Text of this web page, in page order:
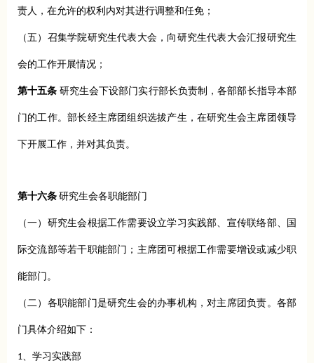
责人，在允许的权利内对其进行调整和任免；
（五）召集学院研究生代表大会，向研究生代表大会汇报研究生
会的工作开展情况；
第十五条 研究生会下设部门实行部长负责制，各部部长指导本部
门的工作。部长经主席团组织选拔产生，在研究生会主席团领导
下开展工作，并对其负责。
第十六条 研究生会各职能部门
（一）研究生会根据工作需要设立学习实践部、宣传联络部、国
际交流部等若干职能部门；主席团可根据工作需要增设或减少职
能部门。
（二）各职能部门是研究生会的办事机构，对主席团负责。各部
门具体介绍如下：
1、学习实践部